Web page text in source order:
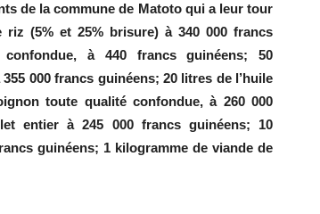
de la commune de Matoto qui a leur tour
(5% et 25% brisure) à 340 000 francs
à 440 francs guinéens; 50
000 francs guinéens; 20 litres de l’huile
toute qualité confondue, à 260 000
entier à 245 000 francs guinéens; 10
guinéens; 1 kilogramme de viande de